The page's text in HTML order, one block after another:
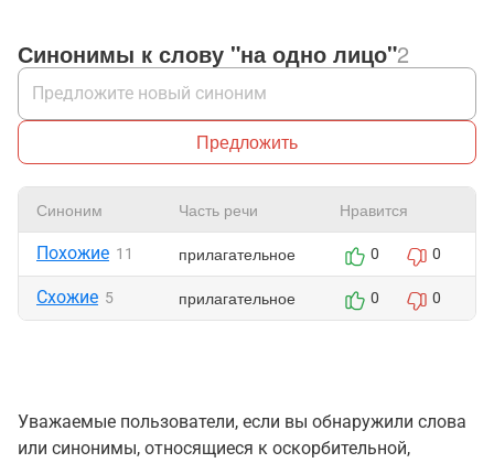
Синонимы к слову "на одно лицо"2
Предложить
Синоним Часть речи Нравится
Похожие 11 прилагательное 0 0
Схожие 5 прилагательное 0 0
Уважаемые пользователи, если вы обнаружили слова
или синонимы, относящиеся к оскорбительной,